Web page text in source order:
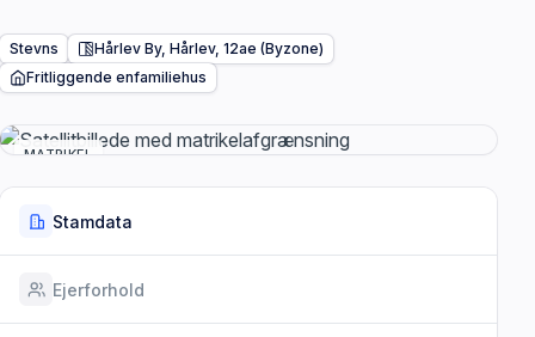
Stevns
Hårlev By, Hårlev, 12ae (Byzone)
Fritliggende enfamiliehus
MATRIKEL
Stamdata
Ejerforhold